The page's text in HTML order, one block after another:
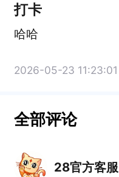
打卡
哈哈
2026-05-23 11:23:01
全部评论
28官方客服